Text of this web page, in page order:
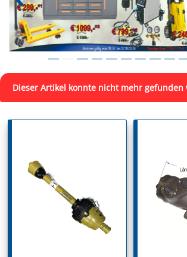
Dieser Artikel konnte nicht mehr gefunden